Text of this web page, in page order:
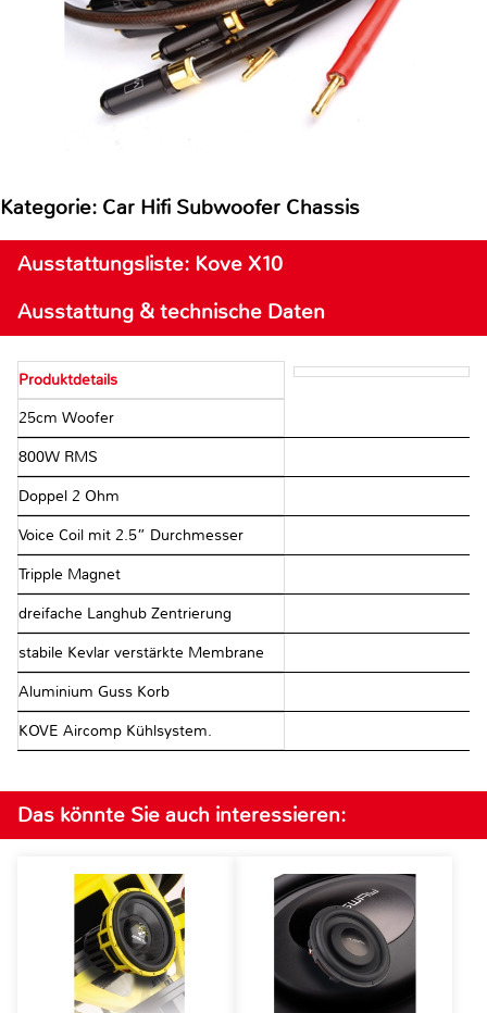
Kategorie: Car Hifi Subwoofer Chassis
Ausstattungsliste: Kove X10
Ausstattung & technische Daten
Produktdetails
25cm Woofer
800W RMS
Doppel 2 Ohm
Voice Coil mit 2.5” Durchmesser
Tripple Magnet
dreifache Langhub Zentrierung
stabile Kevlar verstärkte Membrane
Aluminium Guss Korb
KOVE Aircomp Kühlsystem.
Das könnte Sie auch interessieren: